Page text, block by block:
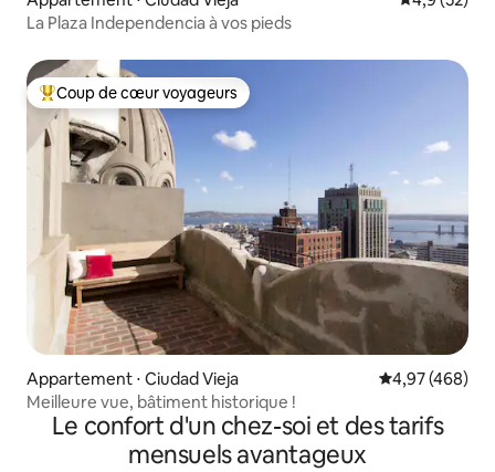
La Plaza Independencia à vos pieds
Coups de cœur voyageurs les plus appréciés
Coup de cœur voyageurs
Appartement ⋅ Ciudad Vieja Évaluation
4,97 (468)
Meilleure vue, bâtiment historique !
Le confort d'un chez-soi et des tarifs
mensuels avantageux